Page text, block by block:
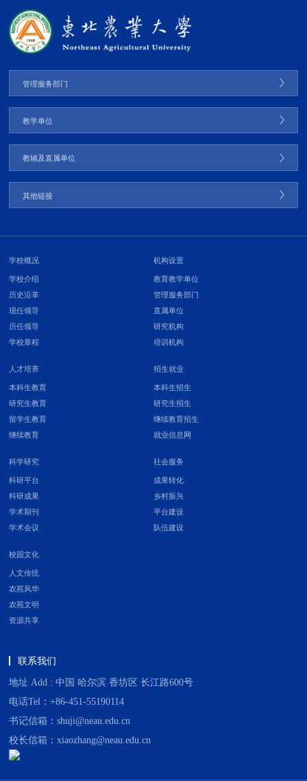
管理服务部门
教学单位
教辅及直属单位
其他链接
学校概况
学校介绍
历史沿革
现任领导
历任领导
学校章程
机构设置
教育教学单位
管理服务部门
直属单位
研究机构
培训机构
人才培养
本科生教育
研究生教育
留学生教育
继续教育
招生就业
本科生招生
研究生招生
继续教育招生
就业信息网
科学研究
科研平台
科研成果
学术期刊
学术会议
社会服务
成果转化
乡村振兴
平台建设
队伍建设
校园文化
人文传统
农苑风华
农苑文明
资源共享
联系我们
地址 Add : 中国 哈尔滨 香坊区 长江路600号
电话Tel：+86-451-55190114
书记信箱：shuji@neau.edu.cn
校长信箱：xiaozhang@neau.edu.cn